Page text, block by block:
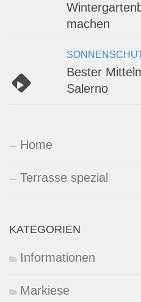
machen
Bester
Salerno
Home
Terrasse spezial
KATEGORIEN
Informationen
Markiese